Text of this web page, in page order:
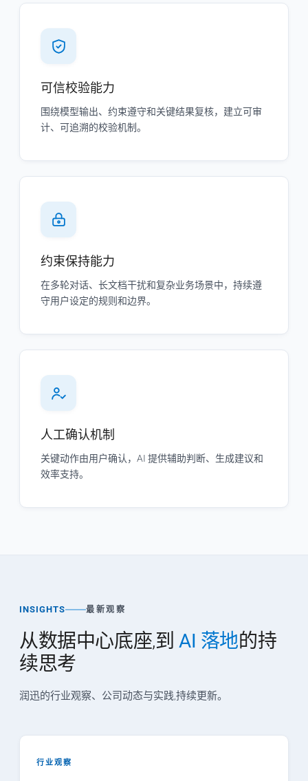
可信校验能力
围绕模型输出、约束遵守和关键结果复核，建立可审
计、可追溯的校验机制。
约束保持能力
在多轮对话、长文档干扰和复杂业务场景中，持续遵
守用户设定的规则和边界。
人工确认机制
关键动作由用户确认，AI 提供辅助判断、生成建议和
效率支持。
INSIGHTS 最新观察
从数据中心底座,到AI 落地的持
续思考
润迅的行业观察、公司动态与实践,持续更新。
行业观察